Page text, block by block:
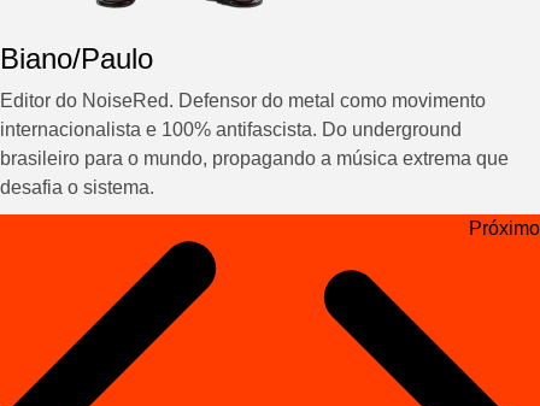
Biano/Paulo
Editor do NoiseRed. Defensor do metal como movimento
internacionalista e 100% antifascista. Do underground
brasileiro para o mundo, propagando a música extrema que
desafia o sistema.
Navegação
Próximo